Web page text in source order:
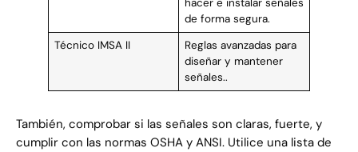
hacer e instalar señales
de forma segura.
Técnico IMSA II
Reglas avanzadas para
diseñar y mantener
señales..
También, comprobar si las señales son claras, fuerte, y
cumplir con las normas OSHA y ANSI. Utilice una lista de